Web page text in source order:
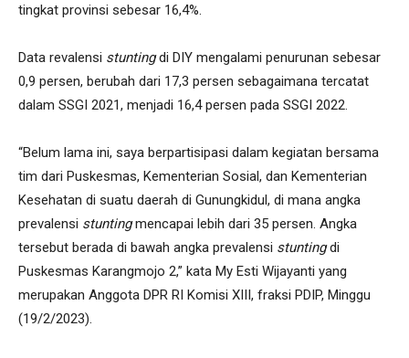
tingkat provinsi sebesar 16,4%.
Data revalensi stuntingdi DIY mengalami penurunan sebesar
0,9 persen, berubah dari 17,3 persen sebagaimana tercatat
dalam SSGI 2021, menjadi 16,4 persen pada SSGI 2022.
“Belum lama ini, saya berpartisipasi dalam kegiatan bersama
tim dari Puskesmas, Kementerian Sosial, dan Kementerian
Kesehatan di suatu daerah di Gunungkidul, di mana angka
prevalensi stuntingmencapai lebih dari 35 persen. Angka
tersebut berada di bawah angka prevalensi stuntingdi
Puskesmas Karangmojo 2,” kata My Esti Wijayanti yang
merupakan Anggota DPR RI Komisi XIII, fraksi PDIP, Minggu
(19/2/2023).